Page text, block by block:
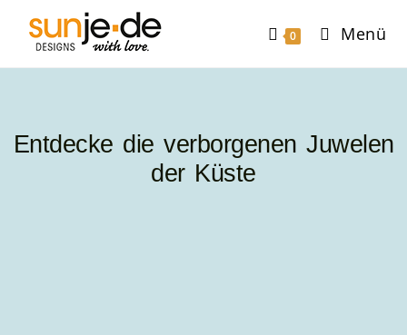
0 Menü
Entdecke die verborgenen Juwelen
der Küste